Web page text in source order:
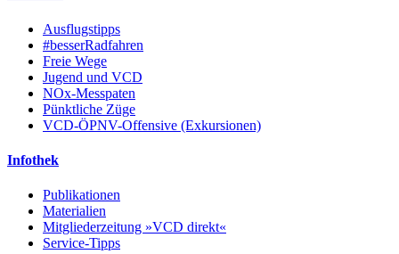
Ausflugstipps
#besserRadfahren
Freie Wege
Jugend und VCD
NOx-Messpaten
Pünktliche Züge
VCD-ÖPNV-Offensive (Exkursionen)
Infothek
Publikationen
Materialien
Mitgliederzeitung »VCD direkt«
Service-Tipps